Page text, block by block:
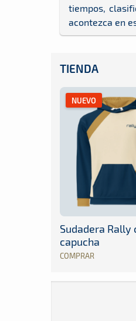
tiempos,
acontezca en
TIENDA
NUEVO
Sudadera Rally
capucha
COMPRAR